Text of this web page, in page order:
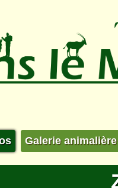
Galerie animalière